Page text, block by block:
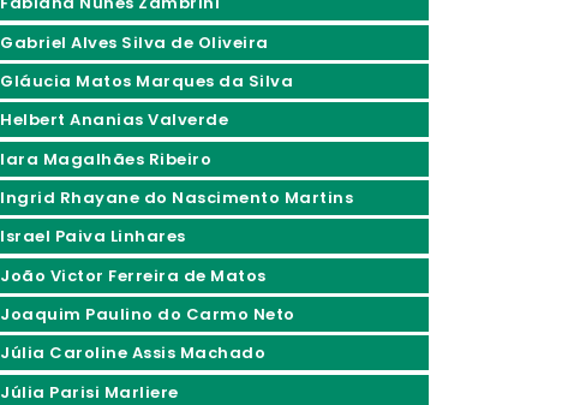
Gabriel Alves Silva de Oliveira
Gláucia Matos Marques da Silva
Helbert Ananias Valverde
Iara Magalhães Ribeiro
Ingrid Rhayane do Nascimento Martins
Israel Paiva Linhares
João Victor Ferreira de Matos
Joaquim Paulino do Carmo Neto
Júlia Caroline Assis Machado
Júlia Parisi Marliere